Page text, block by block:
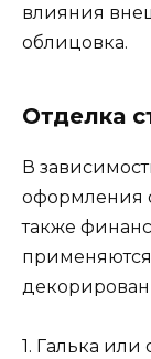
влияния
облицовка.
Отделка
В
оформления
также
1. Галька